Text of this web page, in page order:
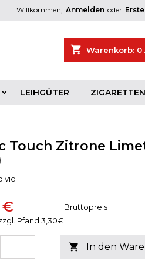
Willkommen, Anmelden oder
shopping_cart Warenkorb: 0
LEIHGÜTER ZIGARETTEN
Touch Zitrone
€
Pfand 3,30€
Bruttopreis
 In den